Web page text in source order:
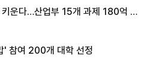
키운다…산업부 15개 과제 180억 지
' 참여 200개 대학 선정